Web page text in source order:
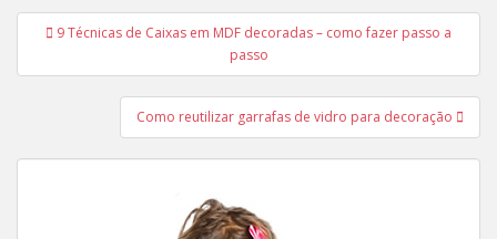
Navegação
Post
9 Técnicas de Caixas em MDF decoradas – como fazer passo a
passo
Como reutilizar garrafas de vidro para decoração